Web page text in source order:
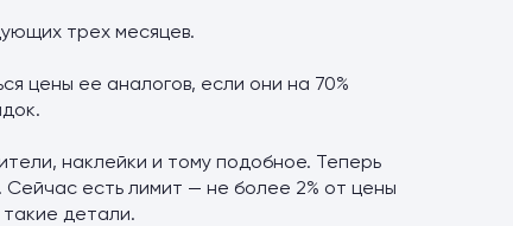
трех месяцев.
цены ее аналогов, если они на 70%
наклейки и тому подобное. Теперь
есть лимит — не более 2% от цены
детали.